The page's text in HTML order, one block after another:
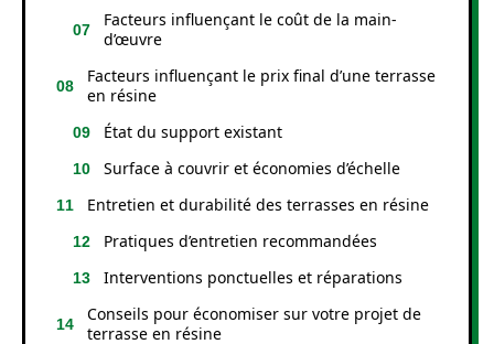
Facteurs influençant le coût de la main-
d’œuvre
Facteurs influençant le prix final d’une terrasse
en résine
État du support existant
Surface à couvrir et économies d’échelle
Entretien et durabilité des terrasses en résine
Pratiques d’entretien recommandées
Interventions ponctuelles et réparations
Conseils pour économiser sur votre projet de
terrasse en résine